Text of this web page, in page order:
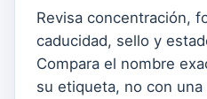
Revisa concentración,
caducidad, sello y
Compara el nombre
su etiqueta, no con